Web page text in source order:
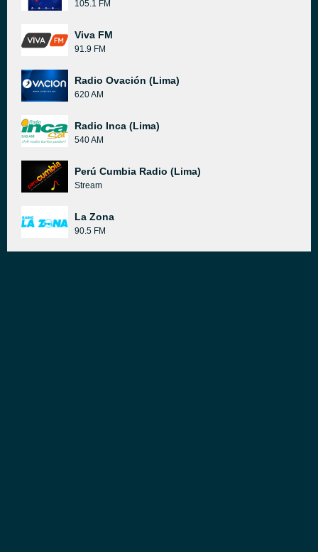
105.1 FM
Viva FM
91.9 FM
Radio Ovación (Lima)
620 AM
Radio Inca (Lima)
540 AM
Perú Cumbia Radio (Lima)
Stream
La Zona
90.5 FM